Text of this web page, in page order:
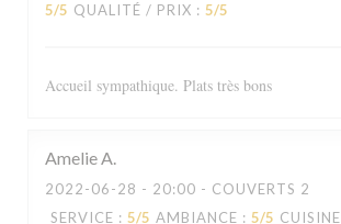
5/5 QUALITÉ / PRIX : 5/5
Accueil sympathique. Plats très bons
AmelieA
2022-06-28 - 20:00 - COUVERTS 2
SERVICE : 5/5 AMBIANCE : 5/5 CUISINE